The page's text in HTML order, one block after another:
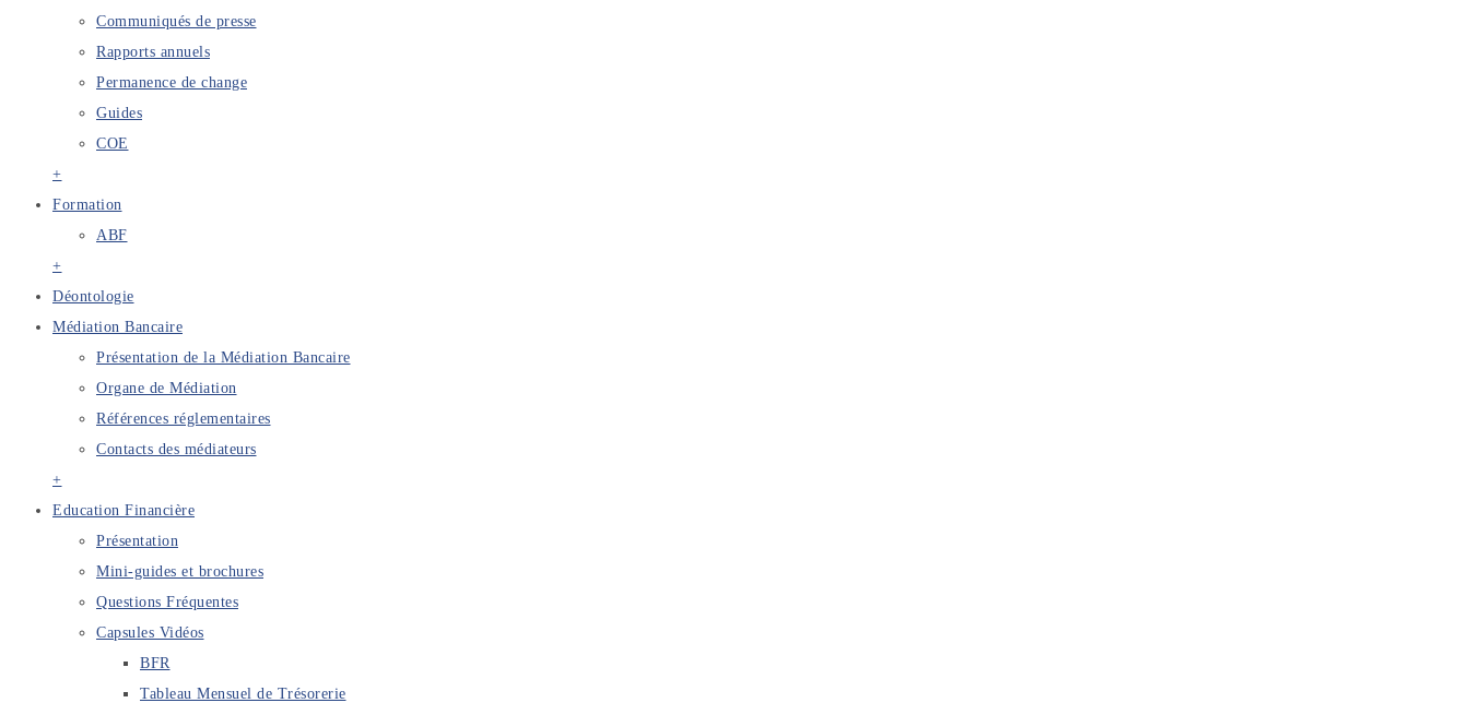
Communiqués de presse
Rapports annuels
Permanence de change
Guides
COE
+
Formation
ABF
+
Déontologie
Médiation Bancaire
Présentation de la Médiation Bancaire
Organe de Médiation
Références réglementaires
Contacts des médiateurs
+
Education Financière
Présentation
Mini-guides et brochures
Questions Fréquentes
Capsules Vidéos
BFR
Tableau Mensuel de Trésorerie